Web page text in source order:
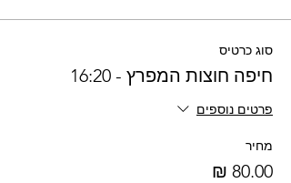
סוג כרטיס
חיפה חוצות המפרץ - 16:20
פרטים נוספים
מחיר